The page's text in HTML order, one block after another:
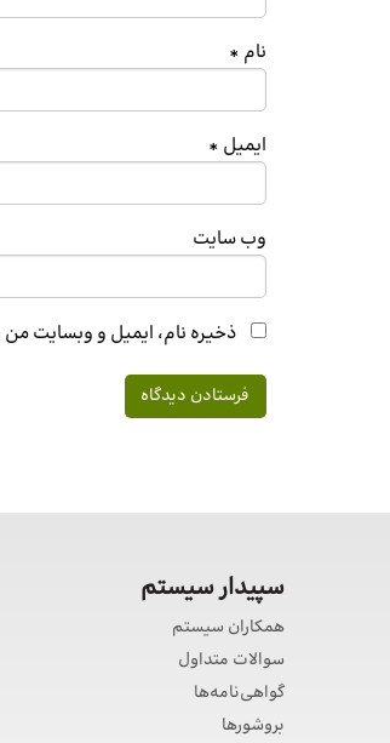
نام *
ایمیل *
وب‌ سایت
ذخیره نام، ایمیل و وبسایت
سپیدار سیستم
همکاران سیستم
سوالات متداول
گواهی‌نامه‌ها
بروشورها